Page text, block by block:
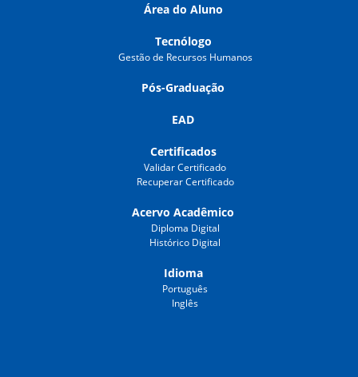
Área do Aluno
Tecnólogo
Gestão de Recursos Humanos
Pós-Graduação
EAD
Certificados
Validar Certificado
Recuperar Certificado
Acervo Acadêmico
Diploma Digital
Histórico Digital
Idioma
Português
Inglês